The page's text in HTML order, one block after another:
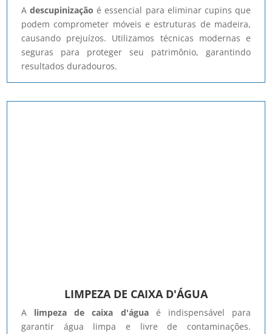
Adescupinização é essencial para eliminar cupins que
podem comprometer móveis e estruturas de madeira,
causando prejuízos. Utilizamos técnicas modernas e
seguras para proteger seu patrimônio, garantindo
resultados duradouros.
LIMPEZA DE CAIXA D'ÁGUA
A limpeza de caixa d'águaé indispensável para
garantir água limpa e livre de contaminações.